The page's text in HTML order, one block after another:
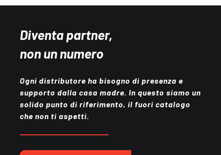
Diventa partner,
non un numero
Ogni distributore ha bisogno di presenza e
supporto dalla casa madre. In questo siamo un
solido punto di riferimento, il fuori catalogo
che non ti aspetti.